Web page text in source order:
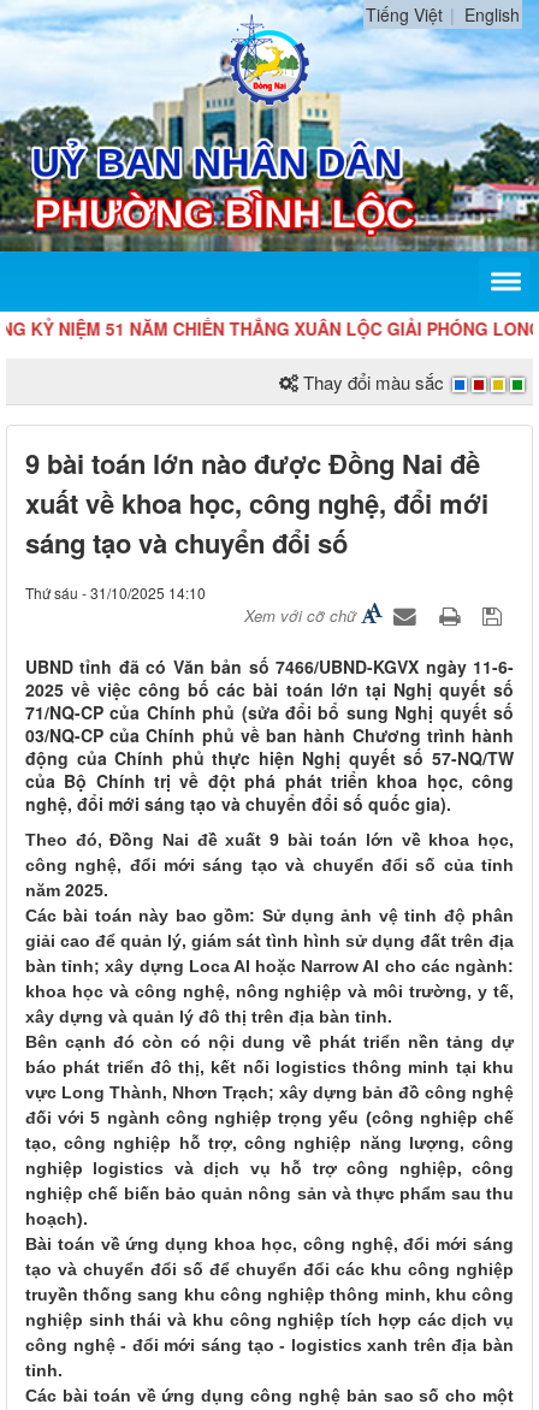
Tiếng Việt English
NIỆM 51 NĂM CHIẾN THẮNG XUÂN LỘC GIẢI PHÓNG LONG
Thay đổi màu sắc
9 bài toán lớn nào được Đồng Nai đề
xuất về khoa học, công nghệ, đổi mới
sáng tạo và chuyển đổi số
Thứ sáu - 31/10/2025 14:10
Xem với cỡ chữ
UBND tỉnh đã có Văn bản số 7466/UBND-KGVX ngày 11-6-
2025 về việc công bố các bài toán lớn tại Nghị quyết số
71/NQ-CP của Chính phủ (sửa đổi bổ sung Nghị quyết số
03/NQ-CP của Chính phủ về ban hành Chương trình hành
động của Chính phủ thực hiện Nghị quyết số 57-NQ/TW
của Bộ Chính trị về đột phá phát triển khoa học, công
nghệ, đổi mới sáng tạo và chuyển đổi số quốc gia).
Theo đó, Đồng Nai đề xuất 9 bài toán lớn về khoa học,
công nghệ, đổi mới sáng tạo và chuyển đổi số của tỉnh
năm 2025.
Các bài toán này bao gồm: Sử dụng ảnh vệ tinh độ phân
giải cao để quản lý, giám sát tình hình sử dụng đất trên địa
bàn tỉnh; xây dựng Loca AI hoặc Narrow AI cho các ngành:
khoa học và công nghệ, nông nghiệp và môi trường, y tế,
xây dựng và quản lý đô thị trên địa bàn tỉnh.
Bên cạnh đó còn có nội dung về phát triển nền tảng dự
báo phát triển đô thị, kết nối logistics thông minh tại khu
vực Long Thành, Nhơn Trạch; xây dựng bản đồ công nghệ
đối với 5 ngành công nghiệp trọng yếu (công nghiệp chế
tạo, công nghiệp hỗ trợ, công nghiệp năng lượng, công
nghiệp logistics và dịch vụ hỗ trợ công nghiệp, công
nghiệp chế biến bảo quản nông sản và thực phẩm sau thu
hoạch).
Bài toán về ứng dụng khoa học, công nghệ, đổi mới sáng
tạo và chuyển đổi số để chuyển đổi các khu công nghiệp
truyền thống sang khu công nghiệp thông minh, khu công
nghiệp sinh thái và khu công nghiệp tích hợp các dịch vụ
công nghệ - đổi mới sáng tạo - logistics xanh trên địa bàn
tỉnh.
Các bài toán về ứng dụng công nghệ bản sao số cho một